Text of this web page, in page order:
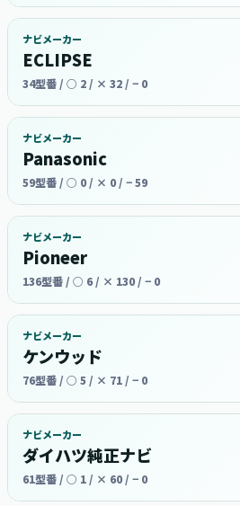
ナビメーカー
ECLIPSE
34型番 / ○ 2 / × 32 / − 0
ナビメーカー
Panasonic
59型番 / ○ 0 / × 0 / − 59
ナビメーカー
Pioneer
136型番 / ○ 6 / × 130 / − 0
ナビメーカー
ケンウッド
76型番 / ○ 5 / × 71 / − 0
ナビメーカー
ダイハツ純正ナビ
61型番 / ○ 1 / × 60 / − 0